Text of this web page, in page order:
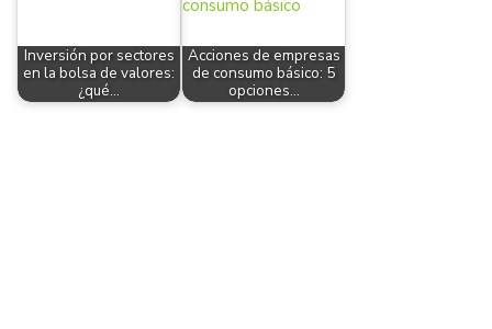
Inversión por sectores
en la bolsa de valores:
¿qué…
Acciones de empresas
de consumo básico: 5
opciones…